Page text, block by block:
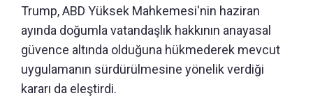
Trump, ABD Yüksek Mahkemesi'nin haziran
ayında doğumla vatandaşlık hakkının anayasal
güvence altında olduğuna hükmederek mevcut
uygulamanın sürdürülmesine yönelik verdiği
kararı da eleştirdi.